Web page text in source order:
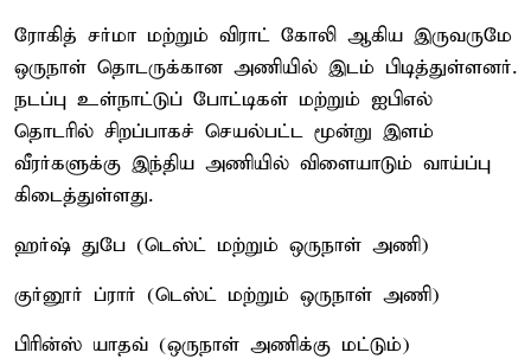
ரோகித் சர்மா மற்றும் விராட் கோலி ஆகிய இருவருமே
ஒருநாள் தொடருக்கான அணியில் இடம் பிடித்துள்ளனர்.
நடப்பு உள்நாட்டுப் போட்டிகள் மற்றும் ஐபிஎல்
தொடரில் சிறப்பாகச் செயல்பட்ட மூன்று இளம்
வீரர்களுக்கு இந்திய அணியில் விளையாடும் வாய்ப்பு
கிடைத்துள்ளது.
ஹர்ஷ் துபே (டெஸ்ட் மற்றும் ஒருநாள் அணி)
குர்னூர் ப்ரார் (டெஸ்ட் மற்றும் ஒருநாள் அணி)
பிரின்ஸ் யாதவ் (ஒருநாள் அணிக்கு மட்டும்)